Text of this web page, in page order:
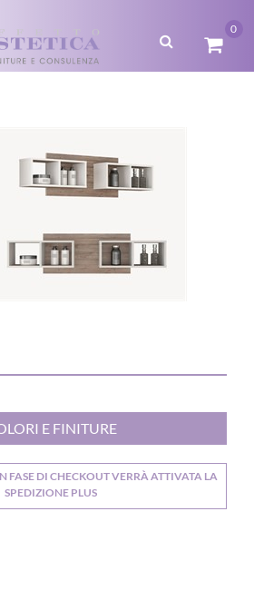
0
E FINITURE
FASE DI CHECKOUT VERRÀ ATTIVATA LA
SPEDIZIONE PLUS